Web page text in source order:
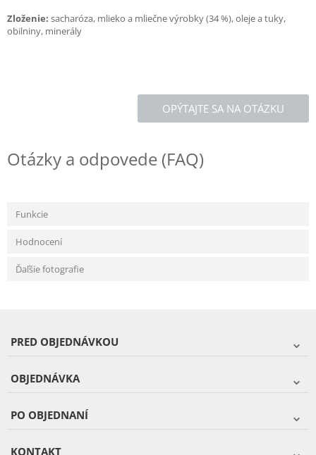
Zloženie: sacharóza, mlieko a mliečne výrobky (34 %), oleje a tuky,
obilniny, minerály
OPÝTAJTE SA NA OTÁZKU
Otázky a odpovede (FAQ)
Funkcie
Hodnocení
Ďaľšie fotografie
PRED OBJEDNÁVKOU
OBJEDNÁVKA
PO OBJEDNANÍ
KONTAKT